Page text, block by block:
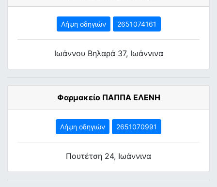
Λήψη οδηγιών 2651074161
Ιωάννου Βηλαρά 37, Ιωάννινα
Φαρμακείο ΠΑΠΠΑ ΕΛΕΝΗ
Λήψη οδηγιών 2651070991
Πουτέτση 24, Ιωάννινα